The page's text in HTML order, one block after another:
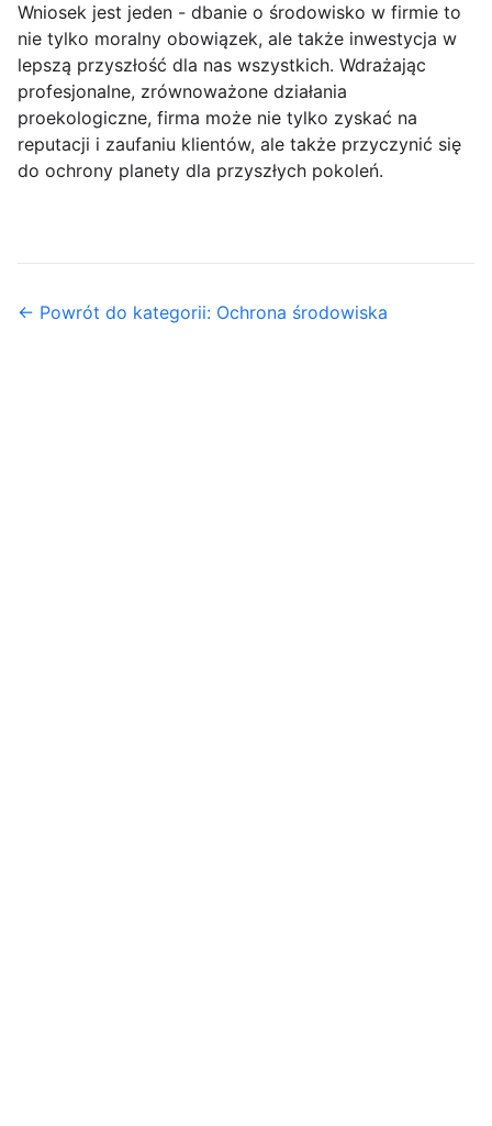
Wniosek jest jeden - dbanie o środowisko w firmie to
nie tylko moralny obowiązek, ale także inwestycja w
lepszą przyszłość dla nas wszystkich. Wdrażając
profesjonalne, zrównoważone działania
proekologiczne, firma może nie tylko zyskać na
reputacji i zaufaniu klientów, ale także przyczynić się
do ochrony planety dla przyszłych pokoleń.
← Powrót do kategorii: Ochrona środowiska